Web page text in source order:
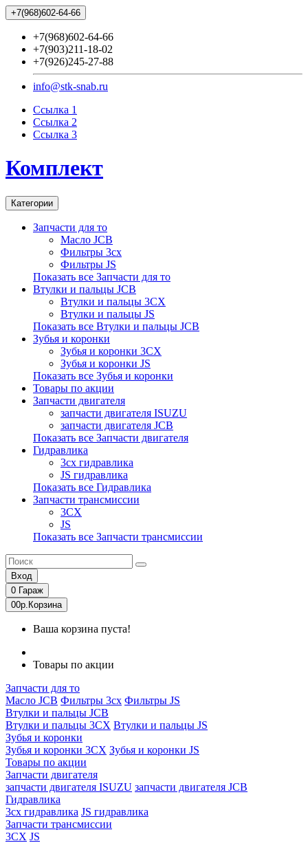
+7(968)602-64-66
+7(968)602-64-66
+7(903)211-18-02
+7(926)245-27-88
info@stk-snab.ru
Ссылка 1
Ссылка 2
Ссылка 3
Комплект
Категории
Запчасти для то
Масло JCB
Фильтры 3cx
Фильтры JS
Показать все Запчасти для то
Втулки и пальцы JCB
Втулки и пальцы 3CX
Втулки и пальцы JS
Показать все Втулки и пальцы JCB
Зубья и коронки
Зубья и коронки 3CX
Зубья и коронки JS
Показать все Зубья и коронки
Товары по акции
Запчасти двигателя
запчасти двигателя ISUZU
запчасти двигателя JCB
Показать все Запчасти двигателя
Гидравлика
3cx гидравлика
JS гидравлика
Показать все Гидравлика
Запчасти трансмиссии
3CX
JS
Показать все Запчасти трансмиссии
Вход
0 Гараж
00р. Корзина
Ваша корзина пуста!
Товары по акции
Запчасти для то
Масло JCB Фильтры 3cx Фильтры JS
Втулки и пальцы JCB
Втулки и пальцы 3CX Втулки и пальцы JS
Зубья и коронки
Зубья и коронки 3CX Зубья и коронки JS
Товары по акции
Запчасти двигателя
запчасти двигателя ISUZU запчасти двигателя JCB
Гидравлика
3cx гидравлика JS гидравлика
Запчасти трансмиссии
3CX JS